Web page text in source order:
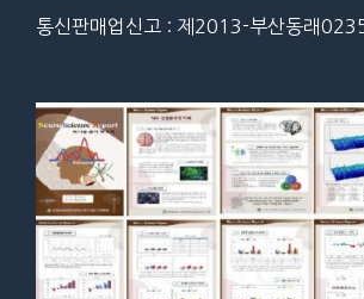
통신판매업신고 : 제2013-부산동래